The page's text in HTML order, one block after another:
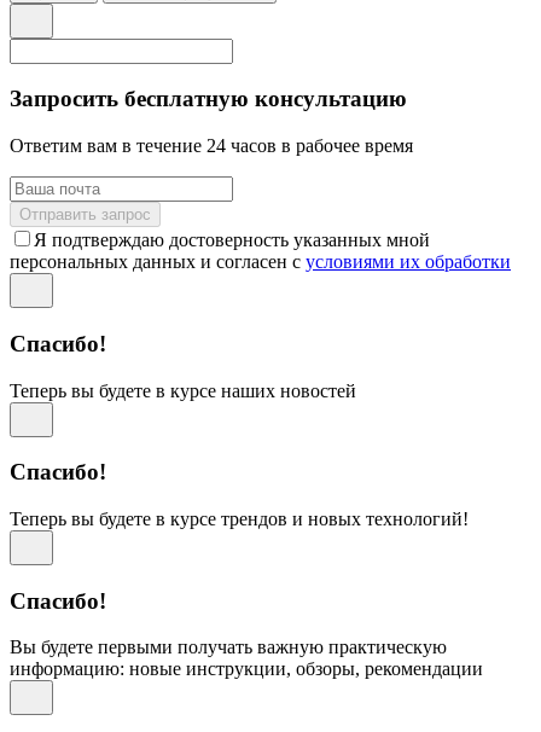
Запросить бесплатную консультацию
Ответим вам в течение 24 часов в рабочее время
Отправить запрос
Я подтверждаю достоверность указанных мной
персональных данных и согласен с условиями их обработки
Спасибо!
Теперь вы будете в курсе наших новостей
Спасибо!
Теперь вы будете в курсе трендов и новых технологий!
Спасибо!
Вы будете первыми получать важную практическую
информацию: новые инструкции, обзоры, рекомендации